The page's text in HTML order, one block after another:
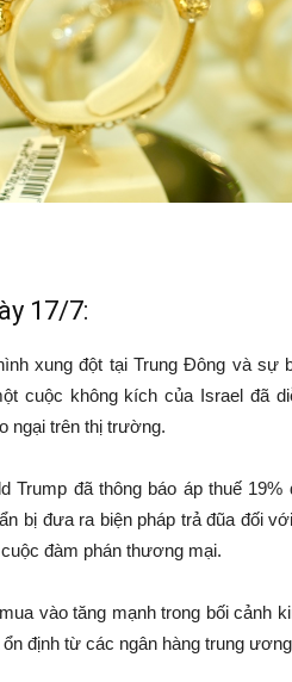
17/7:
xung đột tại Trung Đông và sự
cuộc không kích của Israel đã
ngại trên thị trường.
Trump đã thông báo áp thuế
bị đưa ra biện pháp trả đũa đối
đàm phán thương mại.
vào tăng mạnh trong bối cảnh
định từ các ngân hàng trung